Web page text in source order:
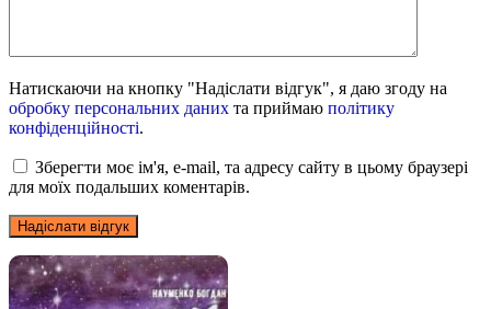
Натискаючи на кнопку "Надіслати відгук", я даю згоду на
обробку персональних даних та приймаю політику
конфіденційності.
Зберегти моє ім'я, e-mail, та адресу сайту в цьому браузері
для моїх подальших коментарів.